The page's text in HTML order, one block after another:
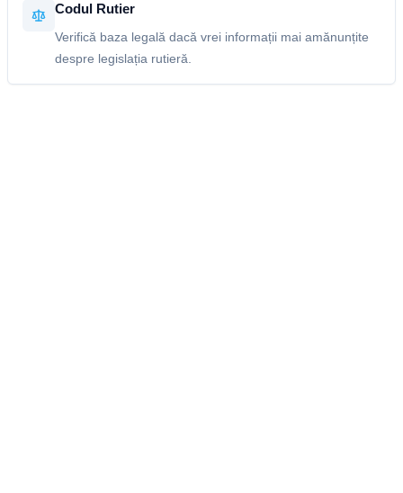
Codul Rutier
Verifică baza legală dacă vrei informații mai amănunțite
despre legislația rutieră.